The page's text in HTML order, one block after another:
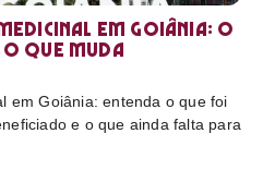
em Goiânia: o
que muda
em Goiânia: entenda o que foi
e o que ainda falta para